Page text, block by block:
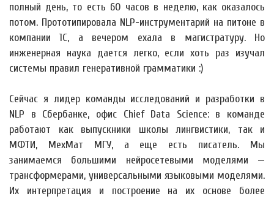
полный день, то есть 60 часов в неделю, как оказалось
потом. Прототипировала NLP-инструментарий на питоне в
компании 1С, а вечером ехала в магистратуру. Но
инженерная наука дается легко, если хоть раз изучал
системы правил генеративной грамматики :)
Сейчас я лидер команды исследований и разработки в
NLP в Сбербанке, офис Chief Data Science: в команде
работают как выпускники школы лингвистики, так и
МФТИ, МехМат МГУ, а еще есть писатель. Мы
занимаемся большими нейросетевыми моделями —
трансформерами, универсальными языковыми моделями.
Их интерпретация и построение на их основе более